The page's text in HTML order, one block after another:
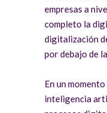
empresas a
completo la
digitalización
por debajo de
En un
inteligencia